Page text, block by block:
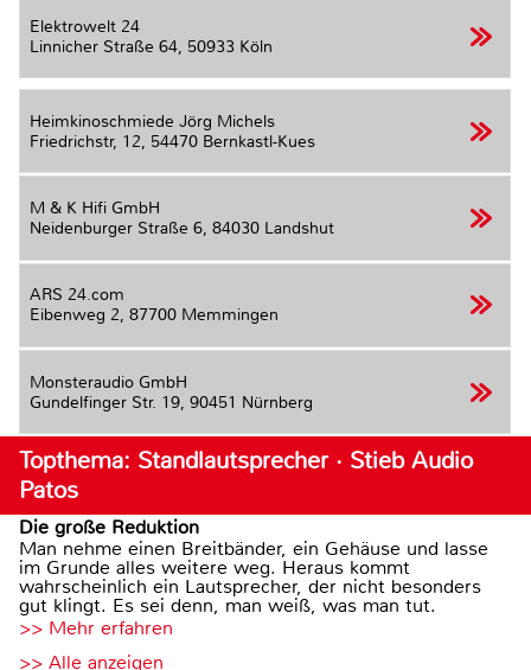
Elektrowelt 24
Linnicher Straße 64, 50933 Köln
Heimkinoschmiede Jörg Michels
Friedrichstr, 12, 54470 Bernkastl-Kues
M & K Hifi GmbH
Neidenburger Straße 6, 84030 Landshut
ARS 24.com
Eibenweg 2, 87700 Memmingen
Monsteraudio GmbH
Gundelfinger Str. 19, 90451 Nürnberg
Topthema: Standlautsprecher · Stieb Audio
Patos
Die große Reduktion
Man nehme einen Breitbänder, ein Gehäuse und lasse
im Grunde alles weitere weg. Heraus kommt
wahrscheinlich ein Lautsprecher, der nicht besonders
gut klingt. Es sei denn, man weiß, was man tut.
>> Mehr erfahren
>> Alle anzeigen